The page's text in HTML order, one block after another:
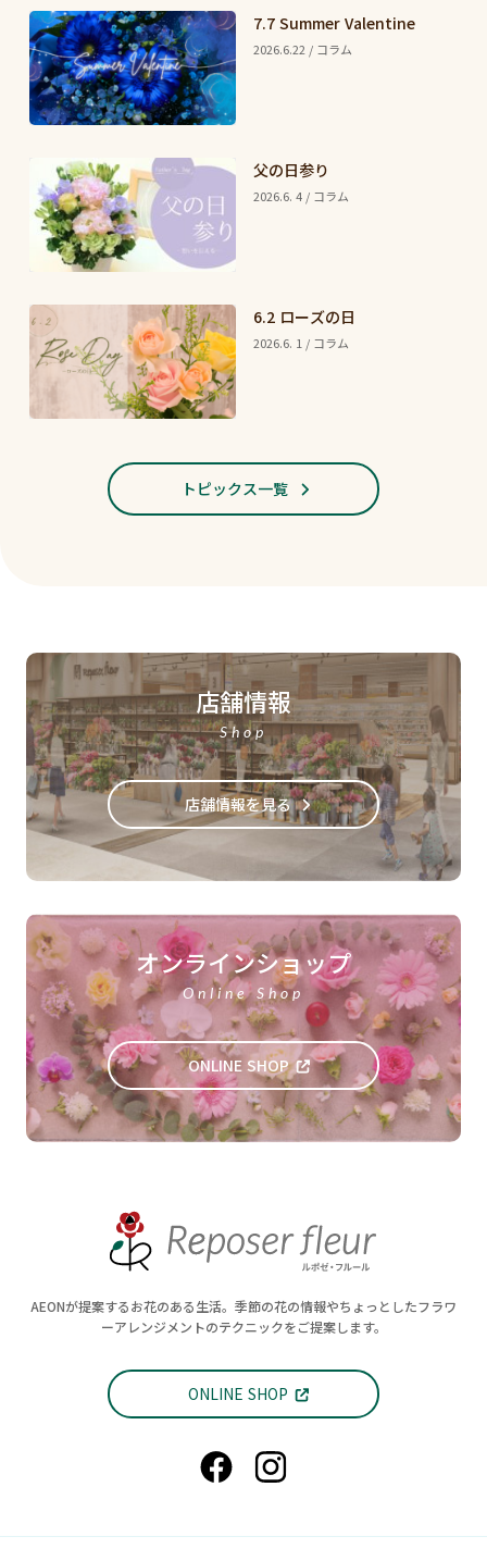
7.7 Summer Valentine
2026.6.22 / コラム
父の日参り
2026.6. 4 / コラム
6.2 ローズの日
2026.6. 1 / コラム
トピックス一覧
店舗情報
Shop
店舗情報を見る
オンラインショップ
Online Shop
ONLINE SHOP
AEONが提案するお花のある生活。季節の花の情報やちょっとしたフラワ
ーアレンジメントのテクニックをご提案します。
ONLINE SHOP